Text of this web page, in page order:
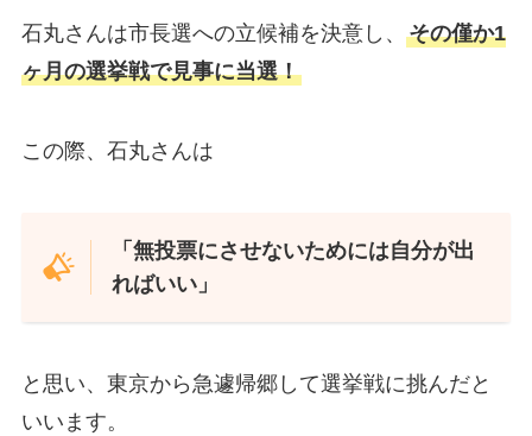
石丸さんは市長選への立候補を決意し、 その僅か1
ヶ月の選挙戦で見事に当選！
この際、石丸さんは
「無投票にさせないためには自分が出
ればいい」
と思い、東京から急遽帰郷して選挙戦に挑んだと
いいます​。